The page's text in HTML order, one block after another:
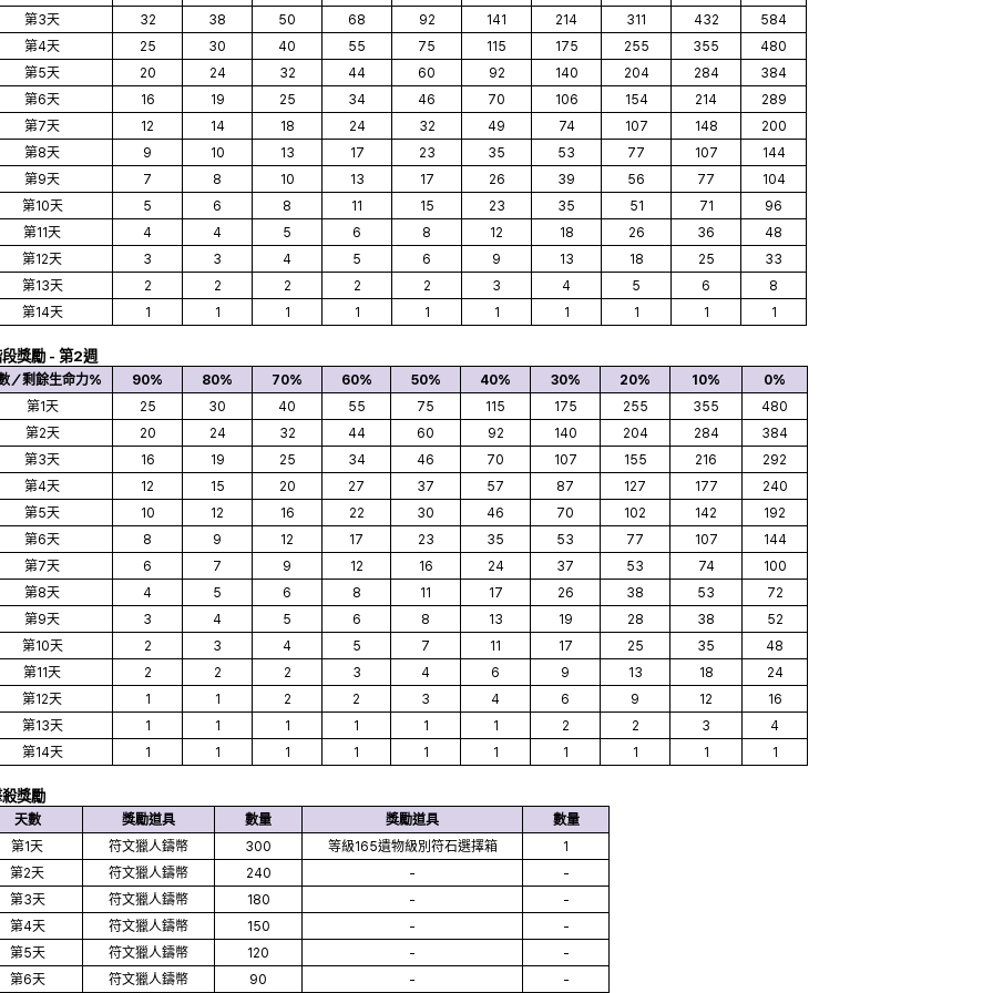
第3天
32 38 50 68 92 141 214 311 432
584
第4天
25 30 40 55 75 115 175 255 355
480
第5天
20 24 32 44 60 92 140 204 284
384
第6天
16 19 25 34 46 70 106 154 214
289
第7天
12 14 18 24 32 49 74 107 148
200
第8天
9 10 13 17 23 35 53 77 107
144
第9天
7 8 10 13 17 26 39 56 77
104
第10天
5 6 8 11 15 23 35 51 71
96
第11天
4 4 5 6 8 12 18 26 36
48
第12天
3 3 4 5 6 9 13 18 25
33
第13天
2 2 2 2 2 3 4 5 6
8
第14天
1 1 1 1 1 1 1 1 1 1
獎勵 - 第2週
／剩餘生命力% 90% 80% 70% 60% 50% 40% 30% 20% 10%
0%
第1天
25 30 40 55 75 115 175 255 355
480
第2天
20 24 32 44 60 92 140 204 284
384
第3天
16 19 25 34 46 70 107 155 216
292
第4天
12 15 20 27 37 57 87 127 177
240
第5天
10 12 16 22 30 46 70 102 142
192
第6天
8 9 12 17 23 35 53 77 107
144
第7天
6 7 9 12 16 24 37 53 74
100
第8天
4 5 6 8 11 17 26 38 53
72
第9天
3 4 5 6 8 13 19 28 38
52
第10天
2 3 4 5 7 11 17 25 35
48
第11天
2 2 2 3 4 6 9 13 18
24
第12天
1 1 2 2 3 4 6 9 12
16
第13天
1 1 1 1 1 1 2 2 3
4
第14天
1 1 1 1 1 1 1 1 1 1
獎勵
天數 獎勵道具 數量 獎勵道具
數量
第1天
符文獵人鑄幣 300 等級165遺物級別符石選擇箱
1
第2天
符文獵人鑄幣 240 -
-
第3天
符文獵人鑄幣 180 -
-
第4天
符文獵人鑄幣 150 -
-
第5天
符文獵人鑄幣 120 -
-
第6天
符文獵人鑄幣 90 - -